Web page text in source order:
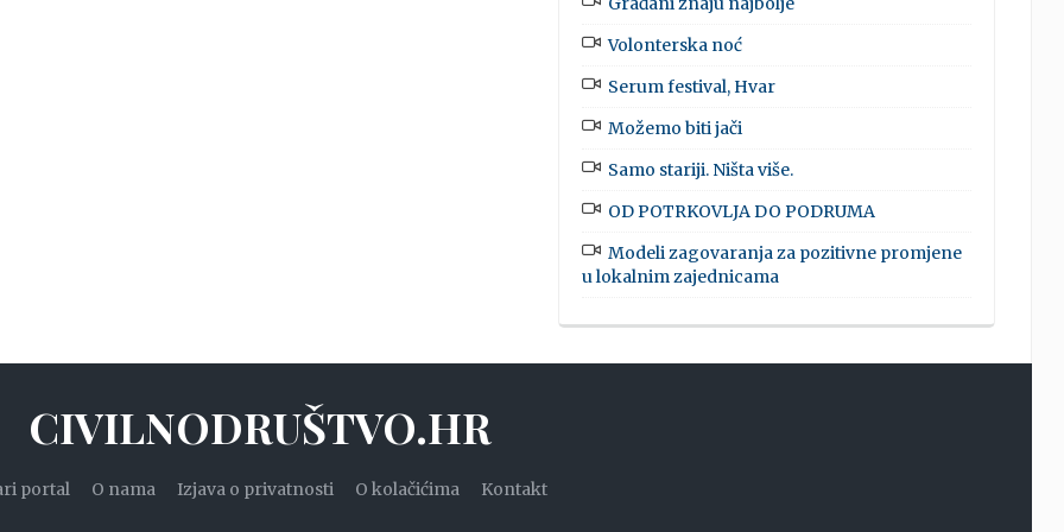
Volonterska noć
Serum festival, Hvar
Možemo biti jači
Samo stariji. Ništa više.
OD POTRKOVLJA DO PODRUMA
Modeli zagovaranja za pozitivne promjene
u lokalnim zajednicama
CIVILNODRUŠTVO.HR
portal O nama Izjava o privatnosti O kolačićima Kontakt